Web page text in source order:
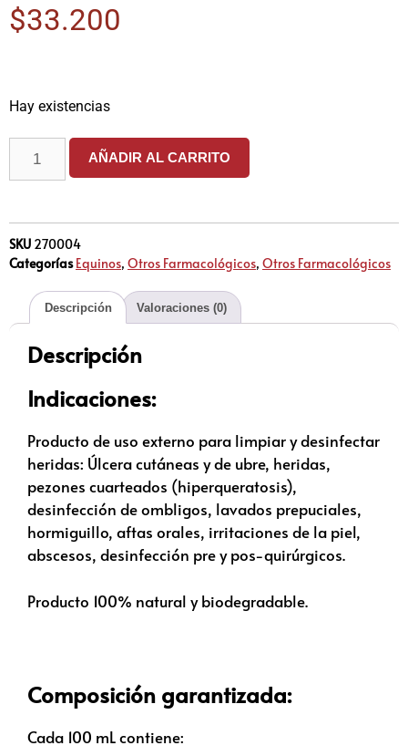
$33.200
Hay existencias
AÑADIR AL CARRITO
SKU 270004
Categorías Equinos, Otros Farmacológicos, Otros Farmacológicos
Descripción Valoraciones (0)
Descripción
Indicaciones:
Producto de uso externo para limpiar y desinfectar
heridas: Úlcera cutáneas y de ubre, heridas,
pezones cuarteados (hiperqueratosis),
desinfección de ombligos, lavados prepuciales,
hormiguillo, aftas orales, irritaciones de la piel,
abscesos, desinfección pre y pos-quirúrgicos.
Producto 100% natural y biodegradable.
Composición garantizada:
Cada 100 mL contiene: